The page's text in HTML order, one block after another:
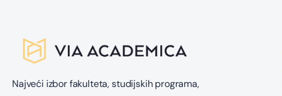
Najveći izbor fakulteta, studijskih programa,